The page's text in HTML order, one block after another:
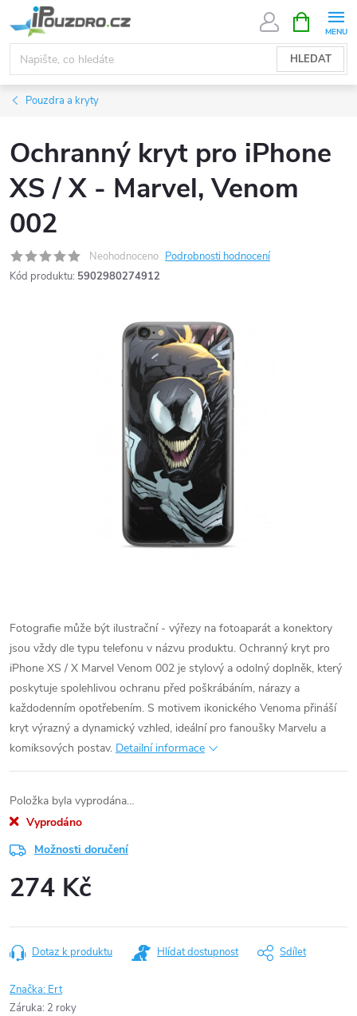
na
obsah
HLEDAT
NÁKUPNÍ
KOŠÍK
Pouzdra a kryty
Ochranný kryt pro iPhone
XS / X - Marvel, Venom
002
Neohodnoceno Podrobnosti hodnocení
Kód produktu: 5902980274912
Fotografie může být ilustrační - výřezy na fotoaparát a konektory
jsou vždy dle typu telefonu v názvu produktu. Ochranný kryt pro
iPhone XS / X Marvel Venom 002 je stylový a odolný doplněk, který
poskytuje spolehlivou ochranu před poškrábáním, nárazy a
každodenním opotřebením. S motivem ikonického Venoma přináší
kryt výrazný a dynamický vzhled, ideální pro fanoušky Marvelu a
komiksových postav. Detailní informace
Položka byla vyprodána…
Vyprodáno
Možnosti doručení
274 Kč
cena:
Dotaz k produktu Hlídat dostupnost Sdílet
Značka: Ert
Záruka: 2 roky